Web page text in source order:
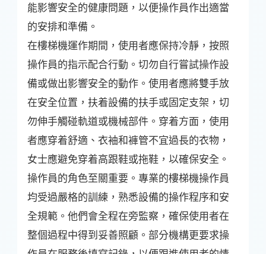
能影響安全的健康問題，以便操作員作出適當
的安排和準備。
在樓梯機運作期間，使用者應保持冷靜，按照
操作員的指示配合行動。切勿自行嘗試操作設
備或做出影響安全的動作。使用者應將雙手放
在安全位置，扶着設備的扶手或固定支架，切
勿伸手觸碰軌道或機械部件。穿着方面，使用
者應穿着舒適、衣袖和褲管不宜過長的衣物，
女士應避免穿着高跟鞋或拖鞋，以確保安全。
操作員的角色至關重要。專業的樓梯機操作員
均受過嚴格的訓練，熟悉設備的操作程序和安
全規範。他們會全程在旁監察，確保使用者在
整個過程中得到妥善照顧。部分機構更要求操